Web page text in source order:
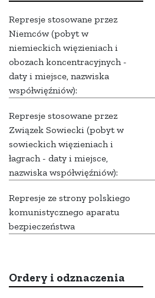
Represje stosowane przez
Niemców (pobyt w
niemieckich więzieniach i
obozach koncentracyjnych -
daty i miejsce, nazwiska
współwięźniów):
Represje stosowane przez
Związek Sowiecki (pobyt w
sowieckich więzieniach i
łagrach - daty i miejsce,
nazwiska współwięźniów):
Represje ze strony polskiego
komunistycznego aparatu
bezpieczeństwa
Ordery i odznaczenia